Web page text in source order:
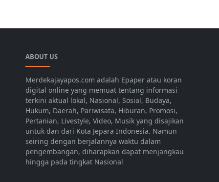
ABOUT US
Merdekajayapos.com adalah Epaper atau koran
digital online yang memuat tentang informasi
terkini aktual lokal, Nasional, Sosial, Budaya,
Hukum, Daerah, Pariwisata, Hiburan, Promosi,
Pertanian, Livestyle, Video, Musik yang disajikan
untuk dan dari Kota Jepara Indonesia. Namun
seiring dengan berjalannya waktu dalam
pengembangan, diharapkan dapat menjangkau
hingga pada tingkat Nasional